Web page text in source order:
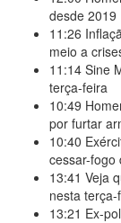
desde 2019
11:26
meio a
11:14 Sine
terça-feira
10:49
por furtar
10:40
cessar-fogo
13:41 Veja
nesta
13:21 Ex-